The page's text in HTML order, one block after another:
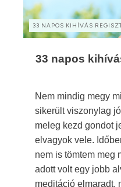
33 NAPOS KIHÍVÁS
33 napos
Nem mindig megy
sikerült viszonylag
meleg kezd gondot
elvagyok vele.
nem is tömtem meg
adott volt egy jobb
meditáció elmaradt,